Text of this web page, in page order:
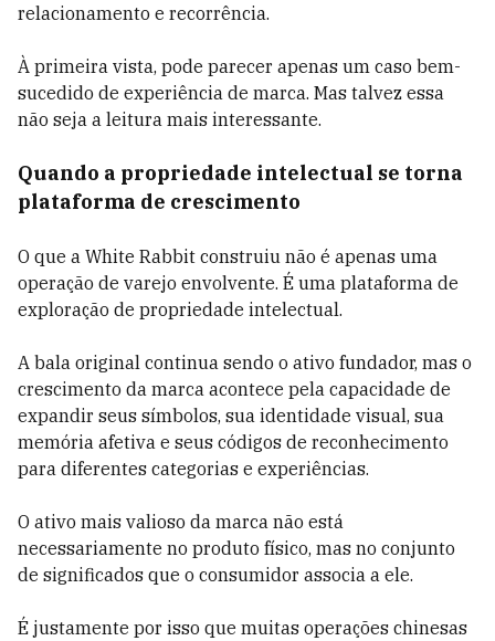
relacionamento e recorrência.
À primeira vista, pode parecer apenas um caso bem-
sucedido de experiência de marca. Mas talvez essa
não seja a leitura mais interessante.
Quando a propriedade intelectual se torna
plataforma de crescimento
O que a White Rabbit construiu não é apenas uma
operação de varejo envolvente. É uma plataforma de
exploração de propriedade intelectual.
A bala original continua sendo o ativo fundador, mas o
crescimento da marca acontece pela capacidade de
expandir seus símbolos, sua identidade visual, sua
memória afetiva e seus códigos de reconhecimento
para diferentes categorias e experiências.
O ativo mais valioso da marca não está
necessariamente no produto físico, mas no conjunto
de significados que o consumidor associa a ele.
É justamente por isso que muitas operações chinesas